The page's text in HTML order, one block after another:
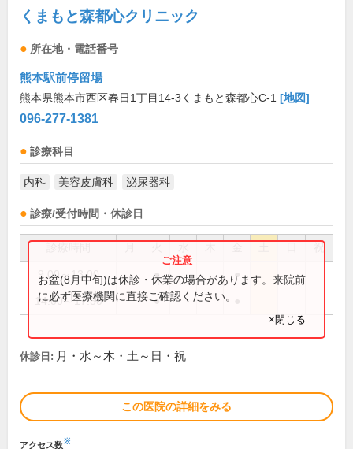
くまもと森都心クリニック
所在地・電話番号
熊本駅前停留場
熊本県熊本市西区春日1丁目14-3くまもと森都心C-1 [地図]
096-277-1381
診療科目
内科 美容皮膚科 泌尿器科
診療/受付時間・休診日
祝
9:00～13:00 ● ●
14:00～17:30 ●
お盆(8月中旬)は休診・休業の場合があります。来院前
に必ず医療機関に直接ご確認ください。
×閉じる
休診日: 月・水～木・土～日・祝
この医院の詳細をみる
アクセス数※